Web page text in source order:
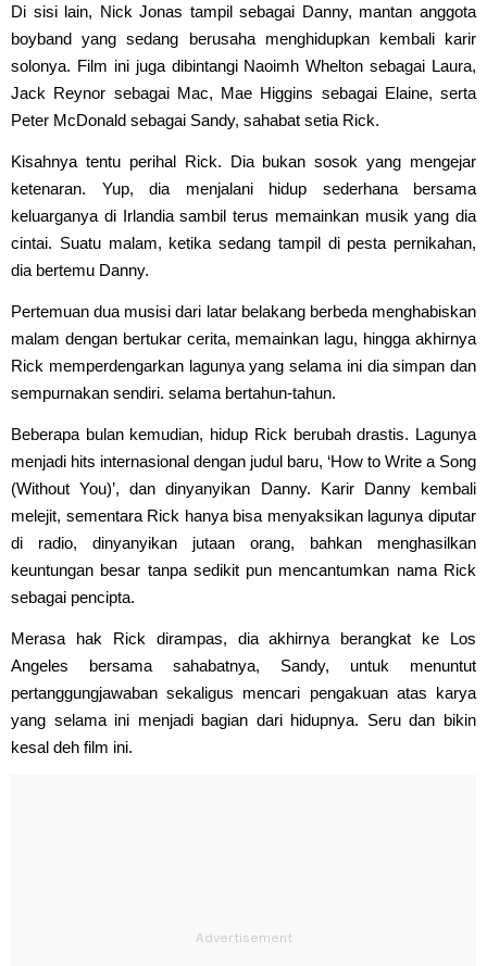
Di sisi lain, Nick Jonas tampil sebagai Danny, mantan anggota
boyband yang sedang berusaha menghidupkan kembali karir
solonya. Film ini juga dibintangi Naoimh Whelton sebagai Laura,
Jack Reynor sebagai Mac, Mae Higgins sebagai Elaine, serta
Peter McDonald sebagai Sandy, sahabat setia Rick.
Kisahnya tentu perihal Rick. Dia bukan sosok yang mengejar
ketenaran. Yup, dia menjalani hidup sederhana bersama
keluarganya di Irlandia sambil terus memainkan musik yang dia
cintai. Suatu malam, ketika sedang tampil di pesta pernikahan,
dia bertemu Danny.
Pertemuan dua musisi dari latar belakang berbeda menghabiskan
malam dengan bertukar cerita, memainkan lagu, hingga akhirnya
Rick memperdengarkan lagunya yang selama ini dia simpan dan
sempurnakan sendiri. selama bertahun-tahun.
Beberapa bulan kemudian, hidup Rick berubah drastis. Lagunya
menjadi hits internasional dengan judul baru, ‘How to Write a Song
(Without You)’, dan dinyanyikan Danny. Karir Danny kembali
melejit, sementara Rick hanya bisa menyaksikan lagunya diputar
di radio, dinyanyikan jutaan orang, bahkan menghasilkan
keuntungan besar tanpa sedikit pun mencantumkan nama Rick
sebagai pencipta.
Merasa hak Rick dirampas, dia akhirnya berangkat ke Los
Angeles bersama sahabatnya, Sandy, untuk menuntut
pertanggungjawaban sekaligus mencari pengakuan atas karya
yang selama ini menjadi bagian dari hidupnya. Seru dan bikin
kesal deh film ini.